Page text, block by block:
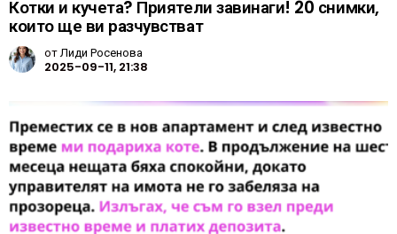
Котки и кучета? Приятели завинаги! 20 снимки,
които ще ви разчувстват
отЛиди Росенова
2025-09-11, 21:38